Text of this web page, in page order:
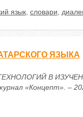
язык, словари
ЯЗЫКА
В
«Концепт». –